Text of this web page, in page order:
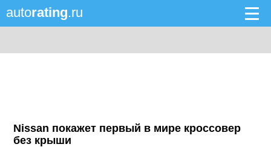
autorating.ru
Nissan покажет первый в мире кроссовер
без крыши